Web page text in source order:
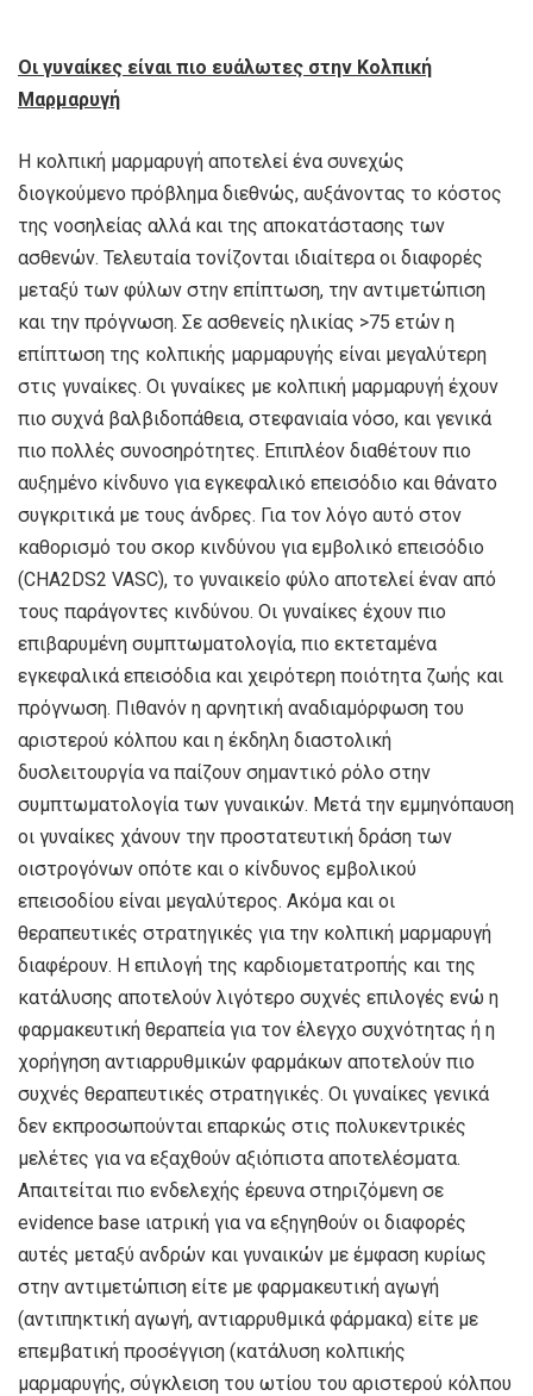
Οι γυναίκες είναι πιο ευάλωτες στην Κολπική
Μαρμαρυγή
Η κολπική μαρμαρυγή αποτελεί ένα συνεχώς
διογκούμενο πρόβλημα διεθνώς, αυξάνοντας το κόστος
της νοσηλείας αλλά και της αποκατάστασης των
ασθενών. Τελευταία τονίζονται ιδιαίτερα οι διαφορές
μεταξύ των φύλων στην επίπτωση, την αντιμετώπιση
και την πρόγνωση. Σε ασθενείς ηλικίας >75 ετών η
επίπτωση της κολπικής μαρμαρυγής είναι μεγαλύτερη
στις γυναίκες. Οι γυναίκες με κολπική μαρμαρυγή έχουν
πιο συχνά βαλβιδοπάθεια, στεφανιαία νόσο, και γενικά
πιο πολλές συνοσηρότητες. Επιπλέον διαθέτουν πιο
αυξημένο κίνδυνο για εγκεφαλικό επεισόδιο και θάνατο
συγκριτικά με τους άνδρες. Για τον λόγο αυτό στον
καθορισμό του σκορ κινδύνου για εμβολικό επεισόδιο
(CHA2DS2 VASC), το γυναικείο φύλο αποτελεί έναν από
τους παράγοντες κινδύνου. Οι γυναίκες έχουν πιο
επιβαρυμένη συμπτωματολογία, πιο εκτεταμένα
εγκεφαλικά επεισόδια και χειρότερη ποιότητα ζωής και
πρόγνωση. Πιθανόν η αρνητική αναδιαμόρφωση του
αριστερού κόλπου και η έκδηλη διαστολική
δυσλειτουργία να παίζουν σημαντικό ρόλο στην
συμπτωματολογία των γυναικών. Μετά την εμμηνόπαυση
οι γυναίκες χάνουν την προστατευτική δράση των
οιστρογόνων οπότε και ο κίνδυνος εμβολικού
επεισοδίου είναι μεγαλύτερος. Ακόμα και οι
θεραπευτικές στρατηγικές για την κολπική μαρμαρυγή
διαφέρουν. Η επιλογή της καρδιομετατροπής και της
κατάλυσης αποτελούν λιγότερο συχνές επιλογές ενώ η
φαρμακευτική θεραπεία για τον έλεγχο συχνότητας ή η
χορήγηση αντιαρρυθμικών φαρμάκων αποτελούν πιο
συχνές θεραπευτικές στρατηγικές. Οι γυναίκες γενικά
δεν εκπροσωπούνται επαρκώς στις πολυκεντρικές
μελέτες για να εξαχθούν αξιόπιστα αποτελέσματα.
Απαιτείται πιο ενδελεχής έρευνα στηριζόμενη σε
evidence base ιατρική για να εξηγηθούν οι διαφορές
αυτές μεταξύ ανδρών και γυναικών με έμφαση κυρίως
στην αντιμετώπιση είτε με φαρμακευτική αγωγή
(αντιπηκτική αγωγή, αντιαρρυθμικά φάρμακα) είτε με
επεμβατική προσέγγιση (κατάλυση κολπικής
μαρμαρυγής, σύγκλειση του ωτίου του αριστερού κόλπου